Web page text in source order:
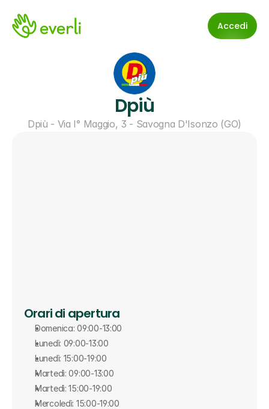
Accedi
Dpiù
Dpiù - Via I° Maggio, 3 - Savogna D'Isonzo (GO)
Orari di apertura
Domenica: 09:00-13:00
Lunedì: 09:00-13:00
Lunedì: 15:00-19:00
Martedì: 09:00-13:00
Martedì: 15:00-19:00
Mercoledì: 15:00-19:00